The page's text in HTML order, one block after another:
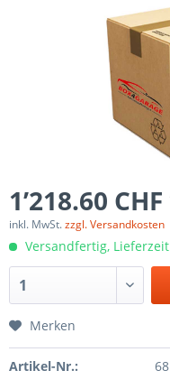
1’218.60
inkl. MwSt.zzgl. Versandkosten
Versandfertig,
Merken
Artikel-Nr.: